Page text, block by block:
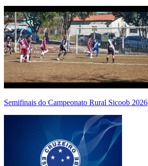
Semifinais do Campeonato Rural Sicoob 2026